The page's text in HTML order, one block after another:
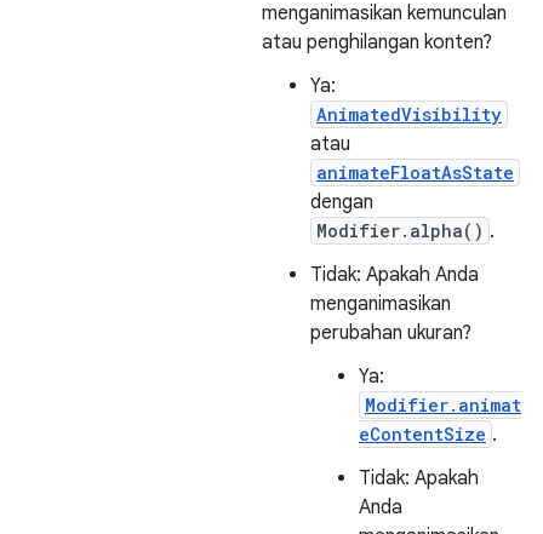
menganimasikan kemunculan
atau penghilangan konten?
Ya:
AnimatedVisibility
atau
animateFloatAsState
dengan
Modifier.alpha() .
Tidak: Apakah Anda
menganimasikan
perubahan ukuran?
Ya:
Modifier.animat
eContentSize .
Tidak: Apakah
Anda